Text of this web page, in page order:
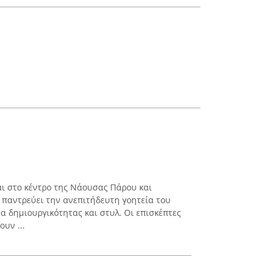
στο κέντρο της Νάουσας Πάρου και
την ανεπιτήδευτη γοητεία του
και στυλ. Οι επισκέπτες
...